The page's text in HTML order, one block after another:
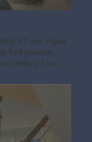
V3 von Vigour
funktionieren,
derby V3 von…